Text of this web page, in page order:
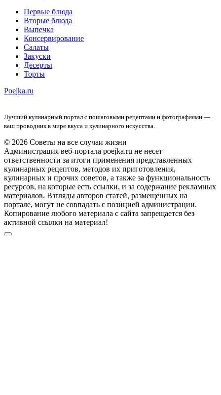
Первые блюда
Вторые блюда
Выпечка
Консервирование
Салаты
Закуски
Десерты
Торты
Poejka.ru
Лучший кулинарный портал с пошаговыми рецептами и фотографиями —
ваш проводник в мире вкуса и кулинарного искусства.
© 2026 Советы на все случаи жизни
Администрация веб-портала poejka.ru не несет
ответственности за итоги применения представленных
кулинарных рецептов, методов их приготовления,
кулинарных и прочих советов, а также за функциональность
ресурсов, на которые есть ссылки, и за содержание рекламных
материалов. Взгляды авторов статей, размещенных на
портале, могут не совпадать с позицией администрации.
Копирование любого материала с сайта запрещается без
активной ссылки на материал!